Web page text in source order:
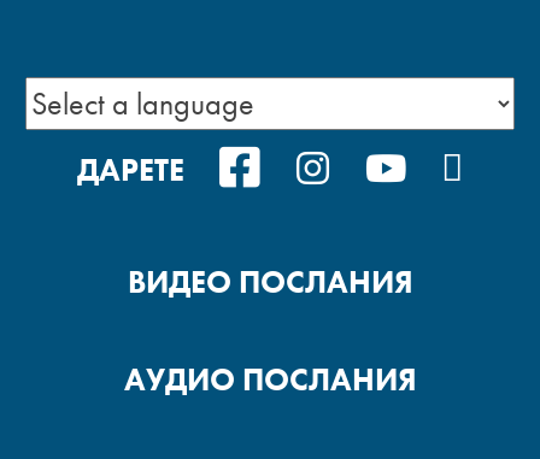
ДАРЕТЕ FACEBOOK
INSTAGRAM
YOUTUBE
ВИДЕО ПОСЛАНИЯ
АУДИО ПОСЛАНИЯ